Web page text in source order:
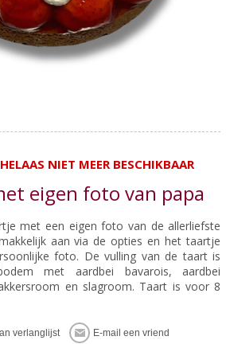
NIET MEER BESCHIKBAAR
eigen foto van papa
met een eigen foto van de allerliefste
aan via de opties en het taartje
foto. De vulling van de taart is
met aardbei bavarois, aardbei
en slagroom. Taart is voor 8